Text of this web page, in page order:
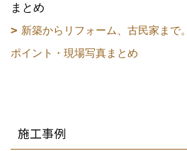
まとめ
新築からリフォーム、古民家まで
ポイント・現場写真まとめ
施工事例